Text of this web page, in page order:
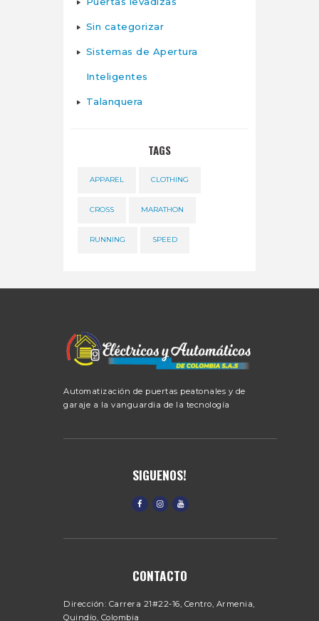
Sin categorizar
Sistemas de Apertura
Inteligentes
Talanquera
TAGS
APPAREL CLOTHING
CROSS MARATHON
RUNNING SPEED
Automatización de puertas peatonales y de
garaje a la vanguardia de la tecnología
SIGUENOS!
CONTACTO
Dirección: Carrera 21#22-16, Centro, Armenia,
Quindío, Colombia